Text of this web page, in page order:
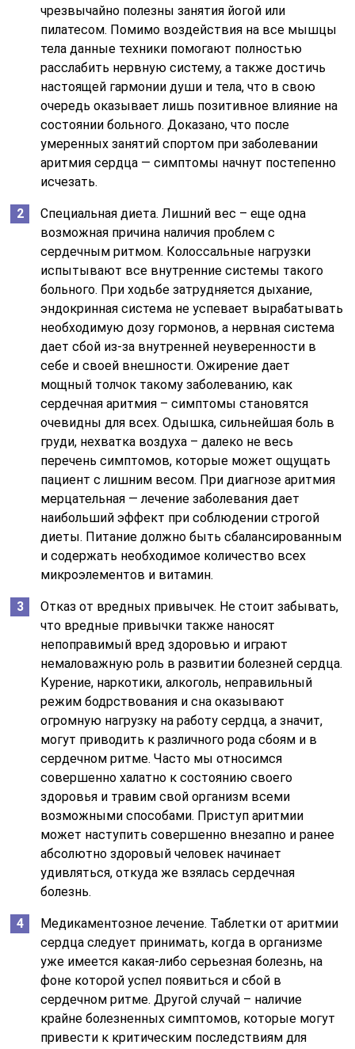
чрезвычайно полезны занятия йогой или
пилатесом. Помимо воздействия на все мышцы
тела данные техники помогают полностью
расслабить нервную систему, а также достичь
настоящей гармонии души и тела, что в свою
очередь оказывает лишь позитивное влияние на
состоянии больного. Доказано, что после
умеренных занятий спортом при заболевании
аритмия сердца — симптомы начнут постепенно
исчезать.
Специальная диета. Лишний вес – еще одна
возможная причина наличия проблем с
сердечным ритмом. Колоссальные нагрузки
испытывают все внутренние системы такого
больного. При ходьбе затрудняется дыхание,
эндокринная система не успевает вырабатывать
необходимую дозу гормонов, а нервная система
дает сбой из-за внутренней неуверенности в
себе и своей внешности. Ожирение дает
мощный толчок такому заболеванию, как
сердечная аритмия – симптомы становятся
очевидны для всех. Одышка, сильнейшая боль в
груди, нехватка воздуха – далеко не весь
перечень симптомов, которые может ощущать
пациент с лишним весом. При диагнозе аритмия
мерцательная — лечение заболевания дает
наибольший эффект при соблюдении строгой
диеты. Питание должно быть сбалансированным
и содержать необходимое количество всех
микроэлементов и витамин.
Отказ от вредных привычек. Не стоит забывать,
что вредные привычки также наносят
непоправимый вред здоровью и играют
немаловажную роль в развитии болезней сердца.
Курение, наркотики, алкоголь, неправильный
режим бодрствования и сна оказывают
огромную нагрузку на работу сердца, а значит,
могут приводить к различного рода сбоям и в
сердечном ритме. Часто мы относимся
совершенно халатно к состоянию своего
здоровья и травим свой организм всеми
возможными способами. Приступ аритмии
может наступить совершенно внезапно и ранее
абсолютно здоровый человек начинает
удивляться, откуда же взялась сердечная
болезнь.
Медикаментозное лечение. Таблетки от аритмии
сердца следует принимать, когда в организме
уже имеется какая-либо серьезная болезнь, на
фоне которой успел появиться и сбой в
сердечном ритме. Другой случай – наличие
крайне болезненных симптомов, которые могут
привести к критическим последствиям для